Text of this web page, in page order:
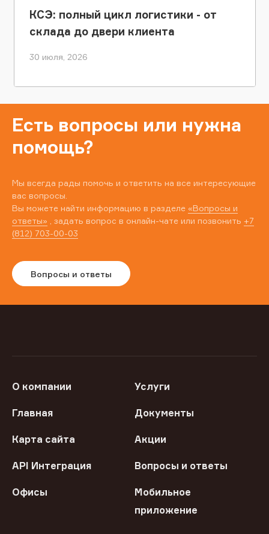
КСЭ: полный цикл логистики - от
склада до двери клиента
30 июля, 2026
Есть вопросы или нужна
помощь?
Мы всегда рады помочь и ответить на все интересующие
вас вопросы.
Вы можете найти информацию в разделе «Вопросы и
ответы» , задать вопрос в онлайн-чате или позвонить +7
(812) 703-00-03
Вопросы и ответы
О компании Услуги
Главная Документы
Карта сайта Акции
API Интеграция Вопросы и ответы
Офисы
Мобильное
приложение